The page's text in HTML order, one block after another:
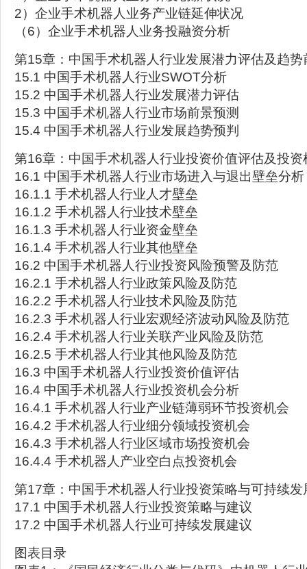
2）企业手术机器人业务产业链延伸状况
（6）企业手术机器人业务投融资分析
第15章：中国手术机器人行业发展潜力评估及趋势
15.1 中国手术机器人行业SWOT分析
15.2 中国手术机器人行业发展潜力评估
15.3 中国手术机器人行业市场前景预测
15.4 中国手术机器人行业发展趋势预判
第16章：中国手术机器人行业投资价值评估及投资
16.1 中国手术机器人行业市场进入与退出壁垒分析
16.1.1 手术机器人行业人才壁垒
16.1.2 手术机器人行业技术壁垒
16.1.3 手术机器人行业资金壁垒
16.1.4 手术机器人行业其他壁垒
16.2 中国手术机器人行业投资风险预警及防范
16.2.1 手术机器人行业政策风险及防范
16.2.2 手术机器人行业技术风险及防范
16.2.3 手术机器人行业宏观经济波动风险及防范
16.2.4 手术机器人行业关联产业风险及防范
16.2.5 手术机器人行业其他风险及防范
16.3 中国手术机器人行业投资价值评估
16.4 中国手术机器人行业投资机会分析
16.4.1 手术机器人行业产业链薄弱环节投资机会
16.4.2 手术机器人行业细分领域投资机会
16.4.3 手术机器人行业区域市场投资机会
16.4.4 手术机器人产业空白点投资机会
第17章：中国手术机器人行业投资策略与可持续发
17.1 中国手术机器人行业投资策略与建议
17.2 中国手术机器人行业可持续发展建议
图表目录